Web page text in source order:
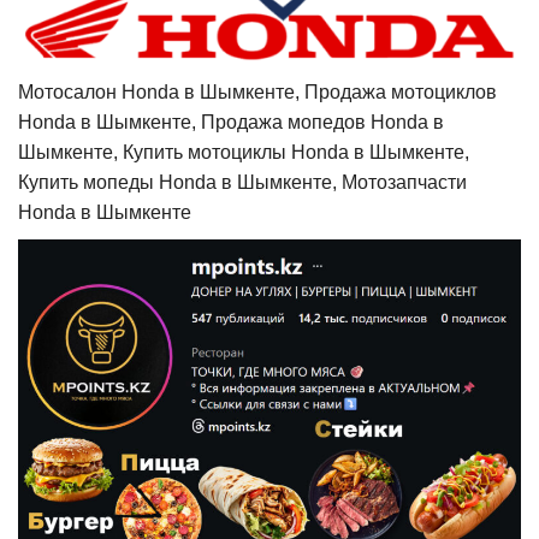
Мотосалон Honda в Шымкенте, Продажа мотоциклов
Honda в Шымкенте, Продажа мопедов Honda в
Шымкенте, Купить мотоциклы Honda в Шымкенте,
Купить мопеды Honda в Шымкенте, Мотозапчасти
Honda в Шымкенте